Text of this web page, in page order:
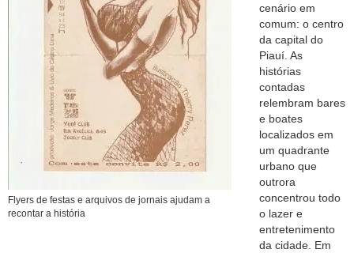
Flyers de festas e arquivos de jornais ajudam a
recontar a história
cenário em
comum: o centro
da capital do
Piauí. As
histórias
contadas
relembram bares
e boates
localizados em
um quadrante
urbano que
outrora
concentrou todo
o lazer e
entretenimento
da cidade. Em